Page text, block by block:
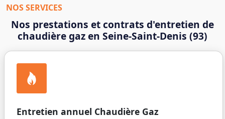
NOS SERVICES
Nos prestations et contrats d'entretien de
chaudière gaz en Seine-Saint-Denis (93)
Entretien annuel Chaudière Gaz